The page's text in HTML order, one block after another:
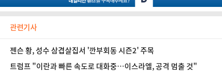
관련기사
젠슨 황, 성수 삼겹살집서 '깐부회동 시즌2' 주목
트럼프 "이란과 빠른 속도로 대화중…이스라엘, 공격 멈출 것"